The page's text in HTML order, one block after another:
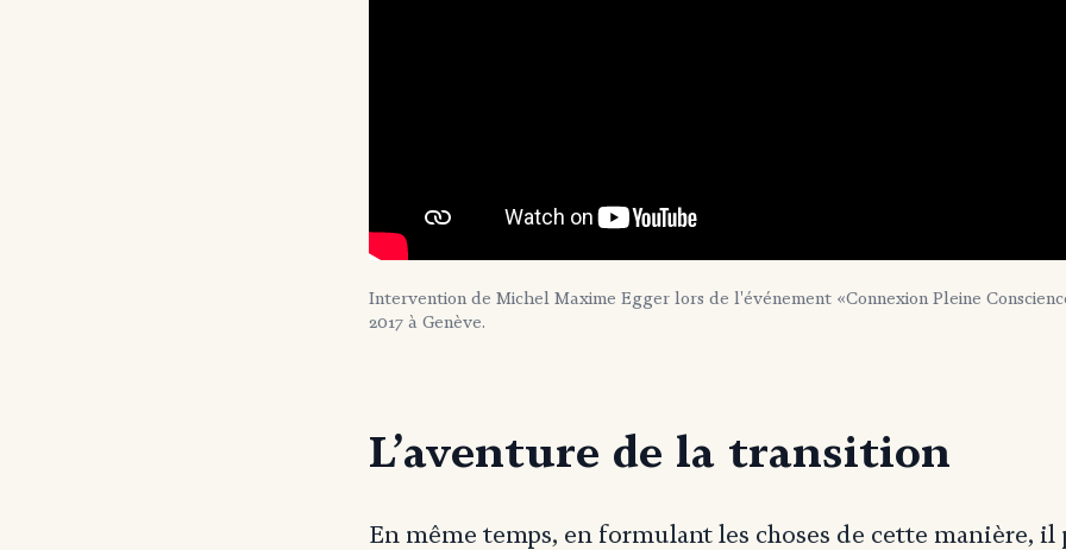
Intervention de Michel Maxime Egger lors de l'événement «Connexion Pleine
2017 à Genève.
L’aventure de la transition
En même temps, en formulant les choses de cette manière, il